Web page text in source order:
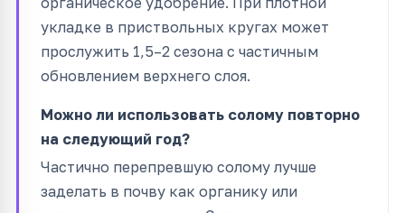
укладке в приствольных кругах может
прослужить 1,5–2 сезона с частичным
обновлением верхнего слоя.
Можно ли использовать солому повторно
на следующий год?
Частично перепревшую солому лучше
заделать в почву как органику или